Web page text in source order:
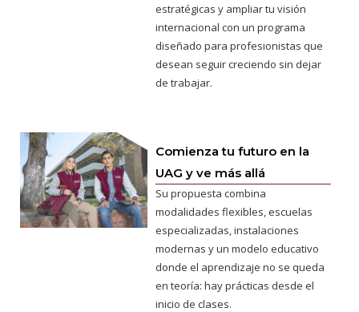
estratégicas y ampliar tu visión
internacional con un programa
diseñado para profesionistas que
desean seguir creciendo sin dejar
de trabajar.
Comienza tu futuro en la
UAG y ve más allá
Su propuesta combina
modalidades flexibles, escuelas
especializadas, instalaciones
modernas y un modelo educativo
donde el aprendizaje no se queda
en teoría: hay prácticas desde el
inicio de clases.